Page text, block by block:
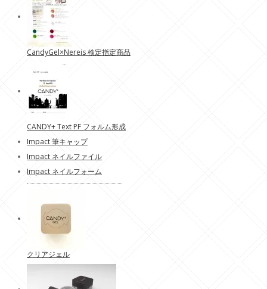
CandyGel×Nereis 検定指定商品
CANDY+ Text PF フォルム形成
Impact 筆キャップ
Impact ネイルファイル
Impact ネイルフォーム
クリアジェル